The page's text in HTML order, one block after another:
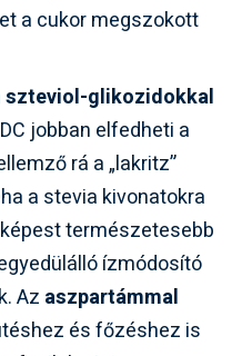
a cukor megszokott
szteviol-glikozidokkal
jobban elfedheti a
rá a „lakritz”
a stevia kivonatokra
képest természetesebb
ízmódosító
Az aszpartámmal
és főzéshez is